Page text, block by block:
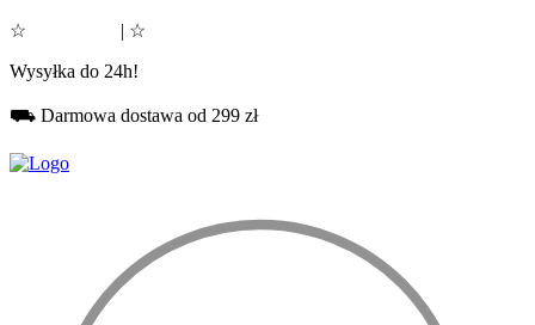
☆ | ☆
Wysyłka do 24h!
⛟ Darmowa dostawa od 299 zł